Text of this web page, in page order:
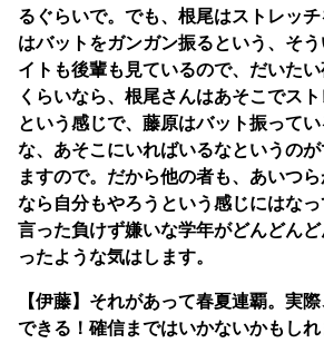
るぐらいで。でも、根尾はストレッ
はバットをガンガン振るという、そ
イトも後輩も見ているので、だいた
くらいなら、根尾さんはあそこでス
という感じで、藤原はバット振って
な、あそこにいればいるなというの
ますので。だから他の者も、あいつ
なら自分もやろうという感じにはな
言った負けず嫌いな学年がどんどん
ったような気はします。
【伊藤】それがあって春夏連覇。実際
できる！確信まではいかないかもし